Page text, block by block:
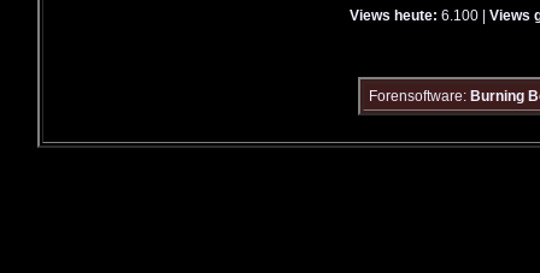
Views heute: 6.100 | Views
Forensoftware: Burning